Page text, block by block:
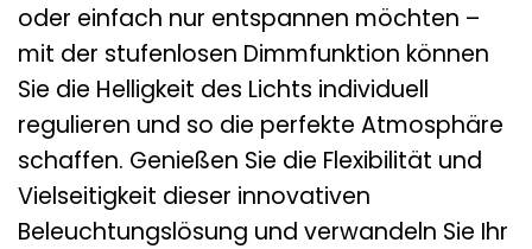
oder einfach nur entspannen möchten –
mit der stufenlosen Dimmfunktion können
Sie die Helligkeit des Lichts individuell
regulieren und so die perfekte Atmosphäre
schaffen. Genießen Sie die Flexibilität und
Vielseitigkeit dieser innovativen
Beleuchtungslösung und verwandeln Sie Ihr